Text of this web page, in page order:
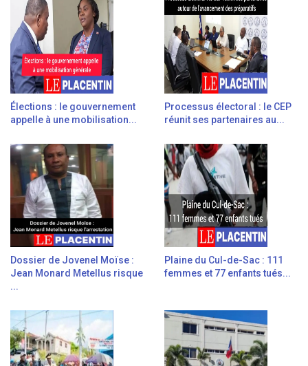
Élections : le gouvernement
appelle à une mobilisation...
Processus électoral : le CEP
réunit ses partenaires au...
Dossier de Jovenel Moïse :
Jean Monard Metellus risque
...
Plaine du Cul-de-Sac : 111
femmes et 77 enfants tués...